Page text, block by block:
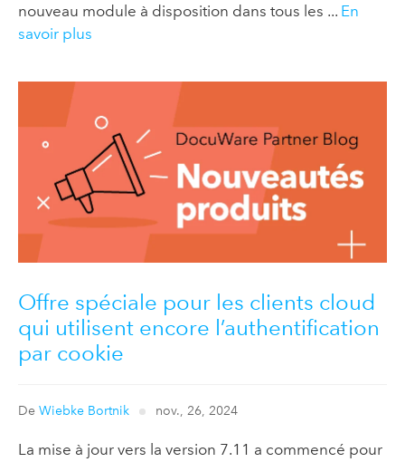
nouveau module à disposition dans tous les ... En
savoir plus
Offre spéciale pour les clients cloud
qui utilisent encore l’authentification
par cookie
De Wiebke Bortnik nov., 26, 2024
La mise à jour vers la version 7.11 a commencé pour